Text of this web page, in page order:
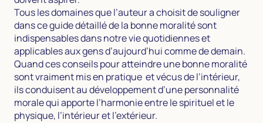
Tous les domaines que l’auteur a choisit de souligner
dans ce guide détaillé de la bonne moralité sont
indispensables dans notre vie quotidiennes et
applicables aux gens d’aujourd’hui comme de demain.
Quand ces conseils pour atteindre une bonne moralité
sont vraiment mis en pratique et vécus de l’intérieur,
ils conduisent au développement d’une personnalité
morale qui apporte l’harmonie entre le spirituel et le
physique, l’intérieur et l’extérieur.